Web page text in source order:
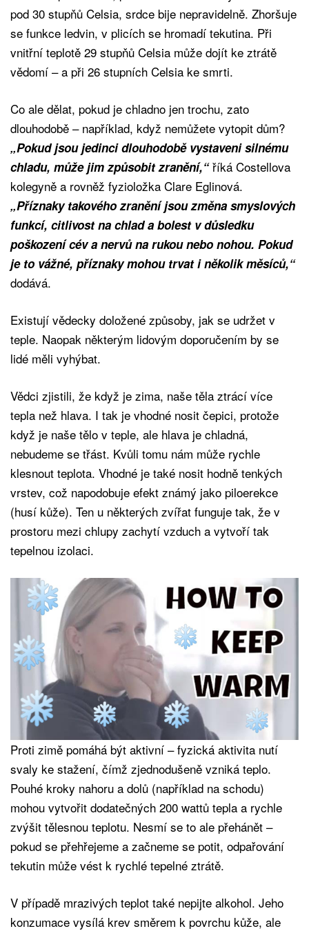
pod 30 stupňů Celsia, srdce bije nepravidelně. Zhoršuje
se funkce ledvin, v plicích se hromadí tekutina. Při
vnitřní teplotě 29 stupňů Celsia může dojít ke ztrátě
vědomí – a při 26 stupních Celsia ke smrti.
Co ale dělat, pokud je chladno jen trochu, zato
dlouhodobě – například, když nemůžete vytopit dům?
„Pokud jsou jedinci dlouhodobě vystaveni silnému
chladu, může jim způsobit zranění,“říká Costellova
kolegyně a rovněž fyzioložka Clare Eglinová.
„Příznaky takového zranění jsou změna smyslových
funkcí, citlivost na chlad a bolest v důsledku
poškození cév a nervů na rukou nebo nohou. Pokud
je to vážné, příznaky mohou trvat i několik měsíců,“
dodává.
Existují vědecky doložené způsoby, jak se udržet v
teple. Naopak některým lidovým doporučením by se
lidé měli vyhýbat.
Vědci zjistili, že když je zima, naše těla ztrácí více
tepla než hlava. I tak je vhodné nosit čepici, protože
když je naše tělo v teple, ale hlava je chladná,
nebudeme se třást. Kvůli tomu nám může rychle
klesnout teplota. Vhodné je také nosit hodně tenkých
vrstev, což napodobuje efekt známý jako piloerekce
(husí kůže). Ten u některých zvířat funguje tak, že v
prostoru mezi chlupy zachytí vzduch a vytvoří tak
tepelnou izolaci.
Proti zimě pomáhá být aktivní – fyzická aktivita nutí
svaly ke stažení, čímž zjednodušeně vzniká teplo.
Pouhé kroky nahoru a dolů (například na schodu)
mohou vytvořit dodatečných 200 wattů tepla a rychle
zvýšit tělesnou teplotu. Nesmí se to ale přehánět –
pokud se přehřejeme a začneme se potit, odpařování
tekutin může vést k rychlé tepelné ztrátě.
V případě mrazivých teplot také nepijte alkohol. Jeho
konzumace vysílá krev směrem k povrchu kůže, ale